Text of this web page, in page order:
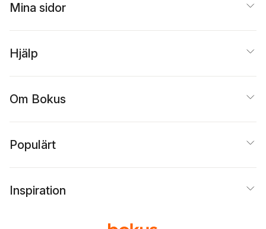
Mina sidor
Hjälp
Om Bokus
Populärt
Inspiration